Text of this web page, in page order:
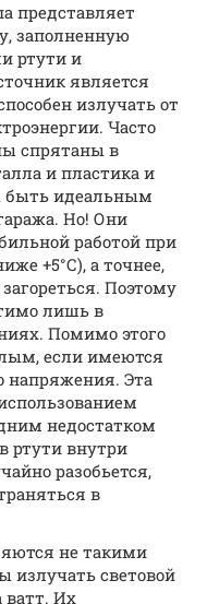
представляет
заполненную
ртути и
является
излучать от
Часто
спрятаны в
и пластика и
быть идеальным
Но! Они
работой при
+5°С), а точнее,
Поэтому
лишь в
Помимо этого
если имеются
напряжения. Эта
недостатком
ртути внутри
разобьется,
в
не такими
световой
ватт. Их